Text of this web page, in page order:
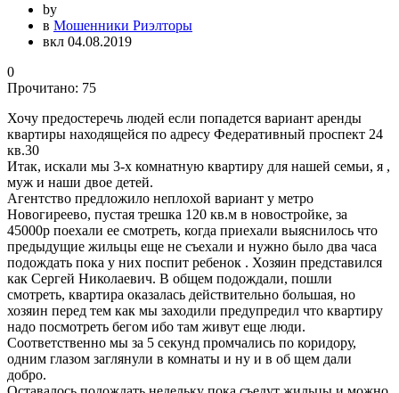
by
в Мошенники Риэлторы
вкл 04.08.2019
0
Прочитано: 75
Хочу предостеречь людей если попадется вариант аренды
квартиры находящейся по адресу Федеративный проспект 24
кв.30
Итак, искали мы 3-х комнатную квартиру для нашей семьи, я ,
муж и наши двое детей.
Агентство предложило неплохой вариант у метро
Новогиреево, пустая трешка 120 кв.м в новостройке, за
45000р поехали ее смотреть, когда приехали выяснилось что
предыдущие жильцы еще не съехали и нужно было два часа
подождать пока у них поспит ребенок . Хозяин представился
как Сергей Николаевич. В общем подождали, пошли
смотреть, квартира оказалась действительно большая, но
хозяин перед тем как мы заходили предупредил что квартиру
надо посмотреть бегом ибо там живут еще люди.
Соответственно мы за 5 секунд промчались по коридору,
одним глазом заглянули в комнаты и ну и в об щем дали
добро.